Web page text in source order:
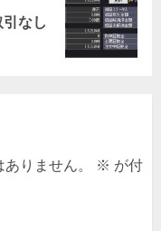
なし
りません。 ※ が付